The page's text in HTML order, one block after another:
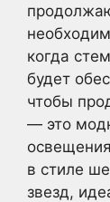
когда
будет
чтобы
— это
в стиле
звезд,